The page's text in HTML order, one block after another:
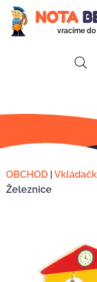
vracíme
OBCHOD |
Železnice